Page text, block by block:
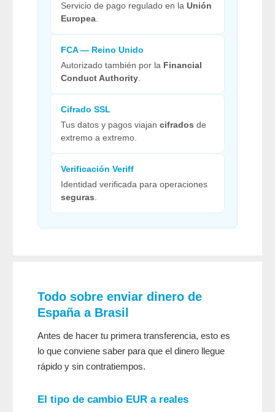
Servicio de pago regulado en la Unión
Europea.
FCA — Reino Unido
Autorizado también por la Financial
Conduct Authority.
Cifrado SSL
Tus datos y pagos viajan cifrados de
extremo a extremo.
Verificación Veriff
Identidad verificada para operaciones
seguras.
Todo sobre enviar dinero de
España a Brasil
Antes de hacer tu primera transferencia, esto es
lo que conviene saber para que el dinero llegue
rápido y sin contratiempos.
El tipo de cambio EUR a reales